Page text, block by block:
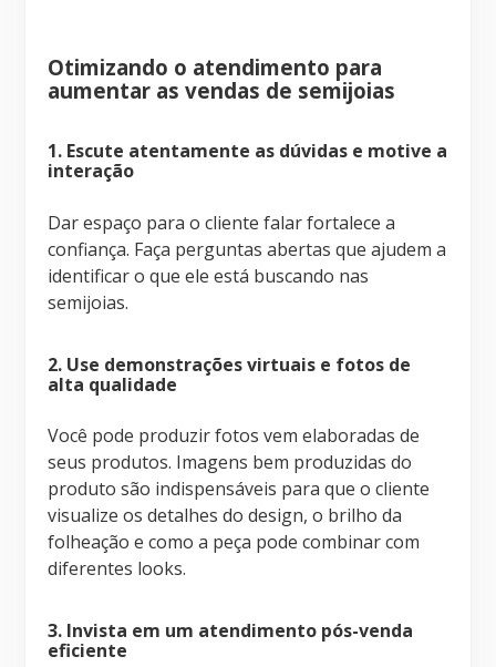
Otimizando o atendimento para
aumentar as vendas de semijoias
1. Escute atentamente as dúvidas e motive a
interação
Dar espaço para o cliente falar fortalece a
confiança. Faça perguntas abertas que ajudem a
identificar o que ele está buscando nas
semijoias.
2. Use demonstrações virtuais e fotos de
alta qualidade
Você pode produzir fotos vem elaboradas de
seus produtos. Imagens bem produzidas do
produto são indispensáveis para que o cliente
visualize os detalhes do design, o brilho da
folheação e como a peça pode combinar com
diferentes looks.
3. Invista em um atendimento pós-venda
eficiente